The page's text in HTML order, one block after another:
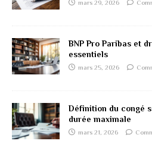
mars 29, 2026
BNP Pro Paribas et
essentiels
mars 25, 2026
Définition du congé
durée maximale
mars 21, 2026